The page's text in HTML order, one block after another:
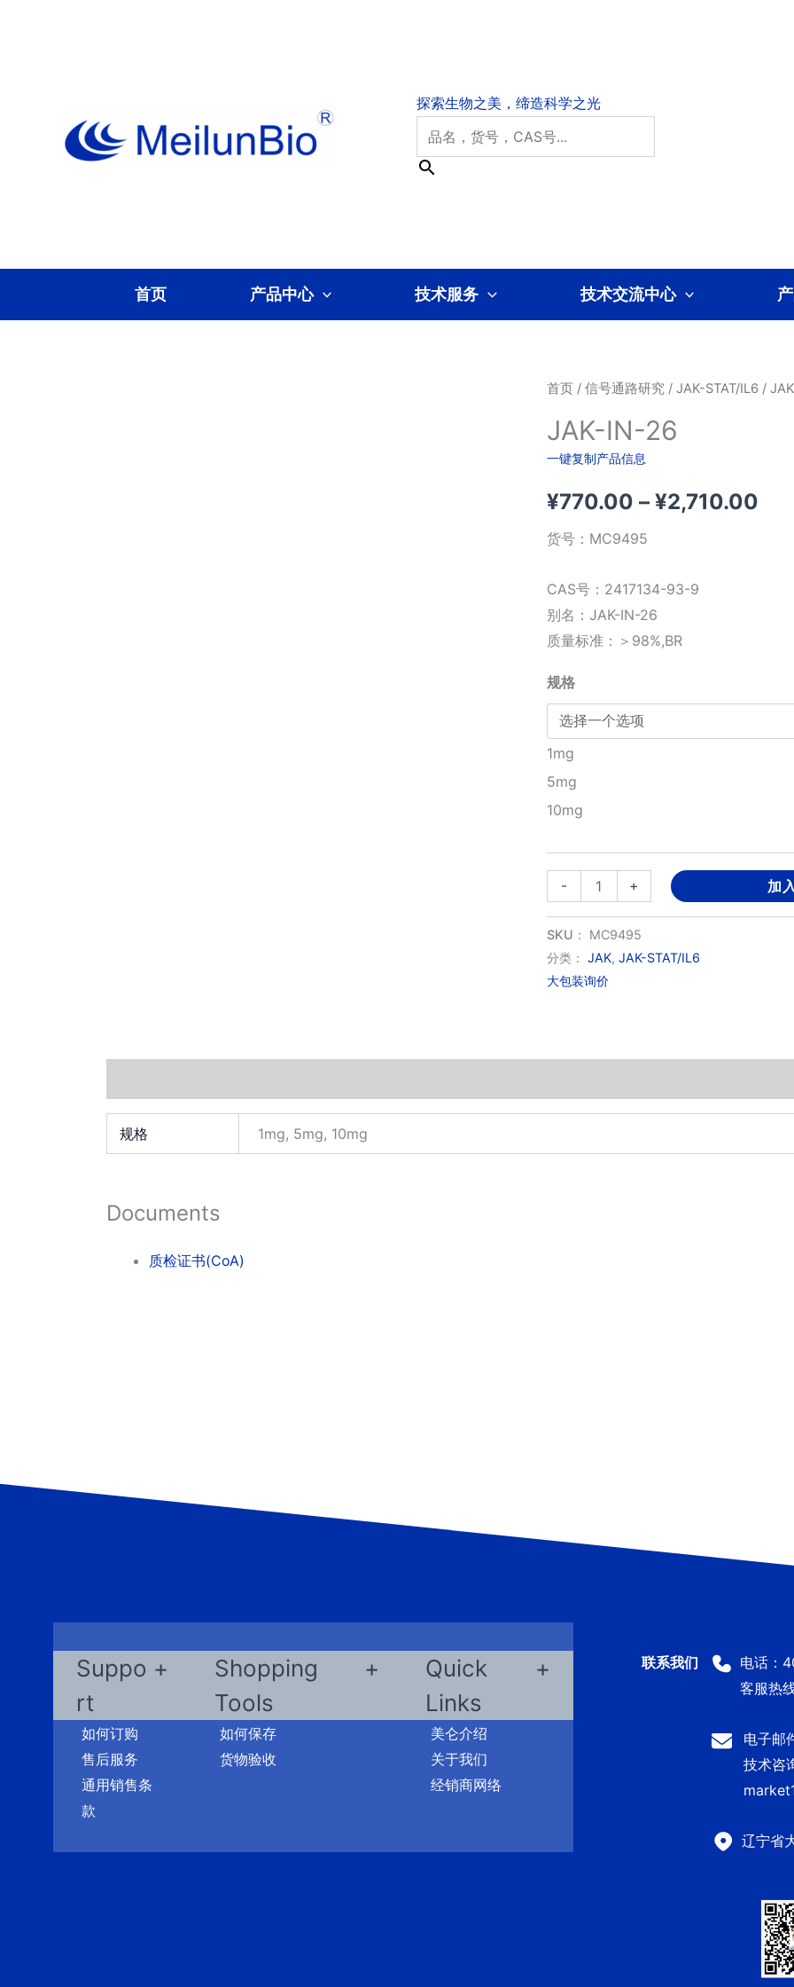
首页 产品中心 技术服务 技术交流中心
首页/ 信号通路研究/ JAK-STAT/IL6/ JAK
JAK-IN-26
一键复制产品信息
¥770.00 – ¥2,710.00价
货号： MC9495
CAS号：2417134-93-9
别名：JAK-IN-26
质量标准：＞98%,BR
规格
1mg
5mg
10mg
-
JAK-
IN-
26
数
量
+ 加
SKU： MC9495
分类： JAK, JAK-STAT/IL6
大包装询价
规格 1mg, 5mg, 10mg
Documents
质检证书(CoA)
Suppo
rt
如何订购
售后服务
通用销售条
款
Shopping
Tools
如何保存
货物验收
Quick
Links
美仑介绍
关于我们
经销商网络
电话：
客服热
电子邮
技术咨
辽宁省